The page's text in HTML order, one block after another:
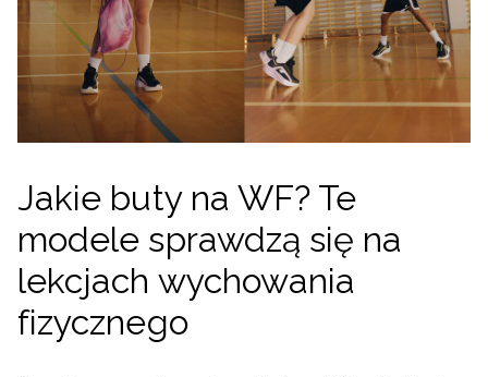
Jakie buty na WF? Te
modele sprawdzą się na
lekcjach wychowania
fizycznego